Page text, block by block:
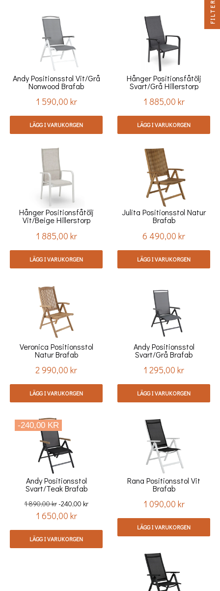
Andy Positionsstol Vit/grå
Nonwood Brafab
Pris
1 590,00 kr
LÄGG I VARUKORGEN
Hånger Positionsfåtölj
Svart/grå Hillerstorp
Pris
1 885,00 kr
LÄGG I VARUKORGEN
Hånger Positionsfåtölj
Vit/beige Hillerstorp
Pris
1 885,00 kr
LÄGG I VARUKORGEN
Julita Positionsstol Natur
Brafab
Pris
6 490,00 kr
LÄGG I VARUKORGEN
Veronica Positionsstol
Natur Brafab
Pris
2 990,00 kr
LÄGG I VARUKORGEN
Andy Positionsstol
Svart/grå Brafab
Pris
1 295,00 kr
LÄGG I VARUKORGEN
-240,00 KR
Andy Positionsstol
Svart/teak Brafab
Ord.
1 890,00 kr-240,00 kr
Pris
1 650,00 kr
LÄGG I VARUKORGEN
Rana Positionsstol Vit
Brafab
Pris
1 090,00 kr
LÄGG I VARUKORGEN
FILTER